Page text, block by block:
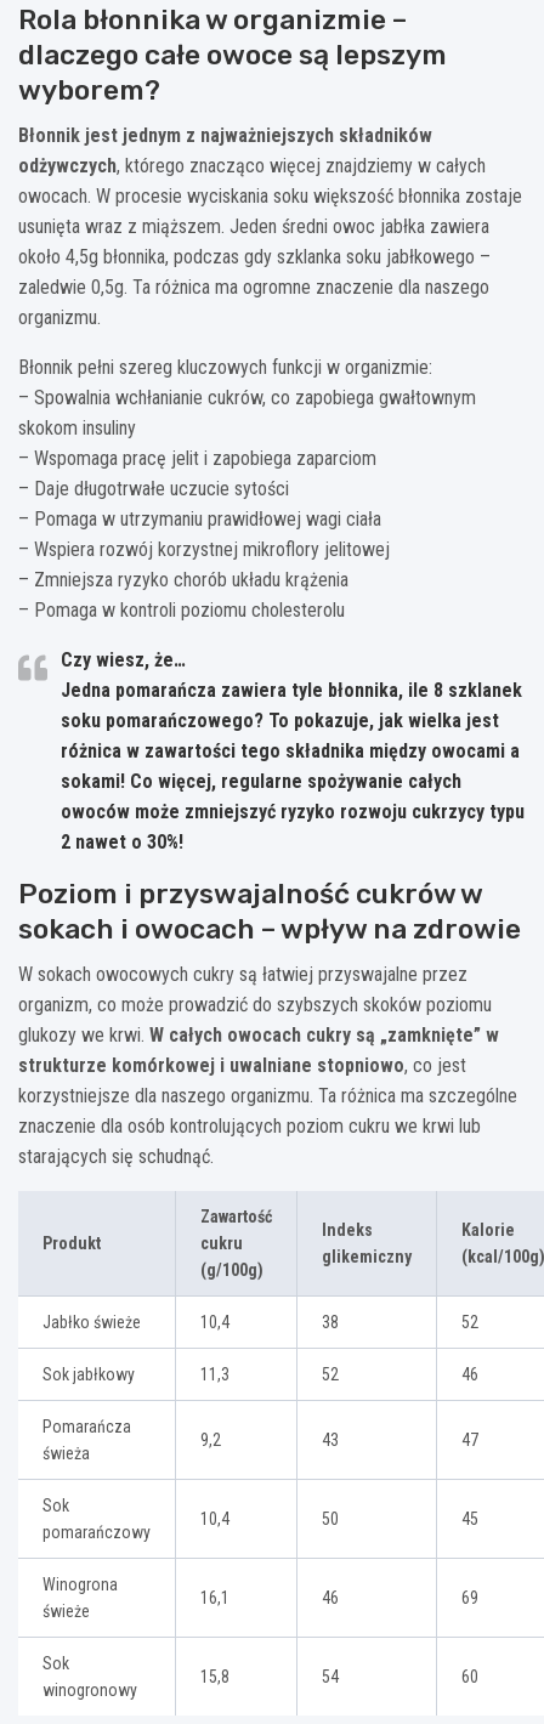
Rola błonnika w organizmie –
dlaczego całe owoce są lepszym
wyborem?
Błonnik jest jednym z najważniejszych składników
odżywczych, którego znacząco więcej znajdziemy w całych
owocach. W procesie wyciskania soku większość błonnika zostaje
usunięta wraz z miąższem. Jeden średni owoc jabłka zawiera
około 4,5g błonnika, podczas gdy szklanka soku jabłkowego –
zaledwie 0,5g. Ta różnica ma ogromne znaczenie dla naszego
organizmu.
Błonnik pełni szereg kluczowych funkcji w organizmie:
– Spowalnia wchłanianie cukrów, co zapobiega gwałtownym
skokom insuliny
– Wspomaga pracę jelit i zapobiega zaparciom
– Daje długotrwałe uczucie sytości
– Pomaga w utrzymaniu prawidłowej wagi ciała
– Wspiera rozwój korzystnej mikroflory jelitowej
– Zmniejsza ryzyko chorób układu krążenia
– Pomaga w kontroli poziomu cholesterolu
Czy wiesz, że…
Jedna pomarańcza zawiera tyle błonnika, ile 8 szklanek
soku pomarańczowego? To pokazuje, jak wielka jest
różnica w zawartości tego składnika między owocami a
sokami! Co więcej, regularne spożywanie całych
owoców może zmniejszyć ryzyko rozwoju cukrzycy typu
2 nawet o 30%!
Poziom i przyswajalność cukrów w
sokach i owocach – wpływ na zdrowie
W sokach owocowych cukry są łatwiej przyswajalne przez
organizm, co może prowadzić do szybszych skoków poziomu
glukozy we krwi. W całych owocach cukry są „zamknięte” w
strukturze komórkowej i uwalniane stopniowo, co jest
korzystniejsze dla naszego organizmu. Ta różnica ma szczególne
znaczenie dla osób kontrolujących poziom cukru we krwi lub
starających się schudnąć.
Produkt
Zawartość
cukru
(g/100g)
Indeks
glikemiczny
Kalorie
(kcal/100g)
Jabłko świeże 10,4 38 52
Sok jabłkowy 11,3 52 46
Pomarańcza
świeża
9,2 43 47
Sok
pomarańczowy
10,4 50 45
Winogrona
świeże
16,1 46 69
Sok
winogronowy
15,8 54 60